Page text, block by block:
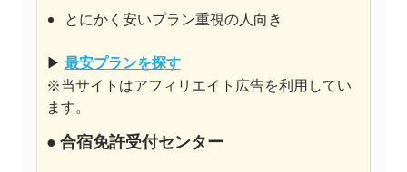
とにかく安いプラン重視の人向き
▶ 最安プランを探す
※当サイトはアフィリエイト広告を利用してい
ます。
● 合宿免許受付センター